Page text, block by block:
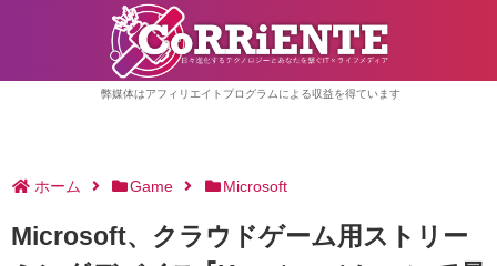
弊媒体はアフィリエイトプログラムによる収益を得ています
ホーム Game Microsoft
Microsoft、クラウドゲーム用ストリー